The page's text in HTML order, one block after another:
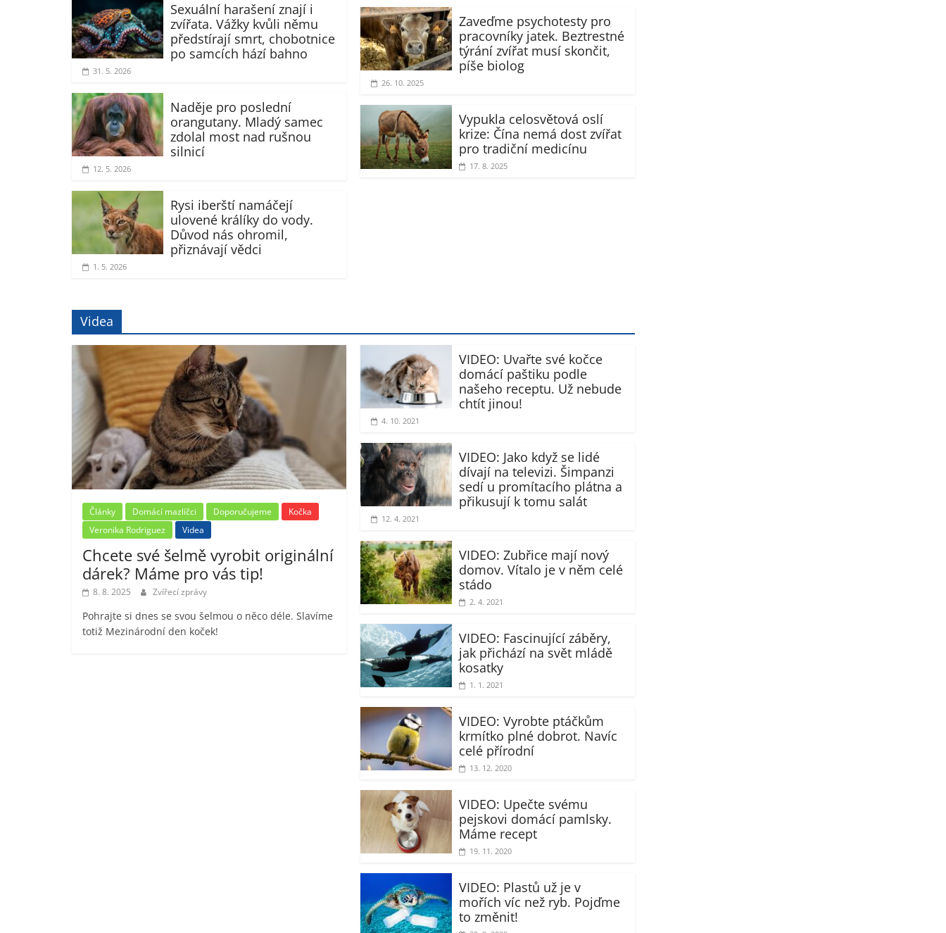
Sexuální harašení znají i
zvířata. Vážky kvůli němu
předstírají smrt, chobotnice
po samcích hází bahno
31. 5. 2026
Naděje pro poslední
orangutany. Mladý samec
zdolal most nad rušnou
silnicí
12. 5. 2026
Rysi iberští namáčejí
ulovené králíky do vody.
Důvod nás ohromil,
přiznávají vědci
1. 5. 2026
Zaveďme psychotesty pro
pracovníky jatek. Beztrestné
týrání zvířat musí skončit,
píše biolog
26. 10. 2025
Vypukla celosvětová oslí
krize: Čína nemá dost zvířat
pro tradiční medicínu
17. 8. 2025
Videa
Články Domácí mazlíčci Doporučujeme
Kočka
Veronika Rodriguez
Videa
Chcete své šelmě vyrobit originální
dárek? Máme pro vás tip!
8. 8. 2025 Zvířecí zprávy
Pohrajte si dnes se svou šelmou o něco déle. Slavíme
totiž Mezinárodní den koček!
VIDEO: Uvařte své kočce
domácí paštiku podle
našeho receptu. Už nebude
chtít jinou!
4. 10. 2021
VIDEO: Jako když se lidé
dívají na televizi. Šimpanzi
sedí u promítacího plátna a
přikusují k tomu salát
12. 4. 2021
VIDEO: Zubřice mají nový
domov. Vítalo je v něm celé
stádo
2. 4. 2021
VIDEO: Fascinující záběry,
jak přichází na svět mládě
kosatky
1. 1. 2021
VIDEO: Vyrobte ptáčkům
krmítko plné dobrot. Navíc
celé přírodní
13. 12. 2020
VIDEO: Upečte svému
pejskovi domácí pamlsky.
Máme recept
19. 11. 2020
VIDEO: Plastů už je v
mořích víc než ryb. Pojďme
to změnit!